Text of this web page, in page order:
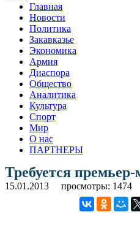
Главная
Новости
Политика
Закавказье
Экономика
Армия
Диаспора
Общество
Аналитика
Культура
Спорт
Мир
О нас
ПАРТНЕРЫ
Требуется
15.01.2013 просмотры: 1474